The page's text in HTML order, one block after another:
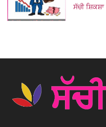
ਸੱਚੀ ਸ਼ਿਕਸ਼ਾ